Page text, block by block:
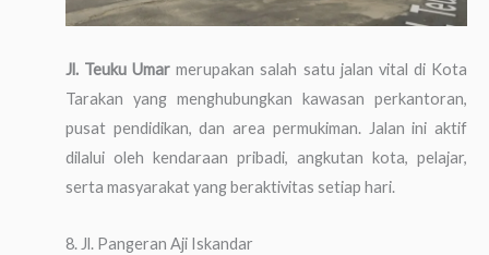
Jl. Teuku Umar merupakan salah satu jalan vital di Kota
Tarakan yang menghubungkan kawasan perkantoran,
pusat pendidikan, dan area permukiman. Jalan ini aktif
dilalui oleh kendaraan pribadi, angkutan kota, pelajar,
serta masyarakat yang beraktivitas setiap hari.
8. Jl. Pangeran Aji Iskandar